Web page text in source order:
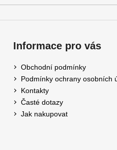
Informace pro vás
Obchodní podmínky
Podmínky ochrany osobních
Kontakty
Časté dotazy
Jak nakupovat